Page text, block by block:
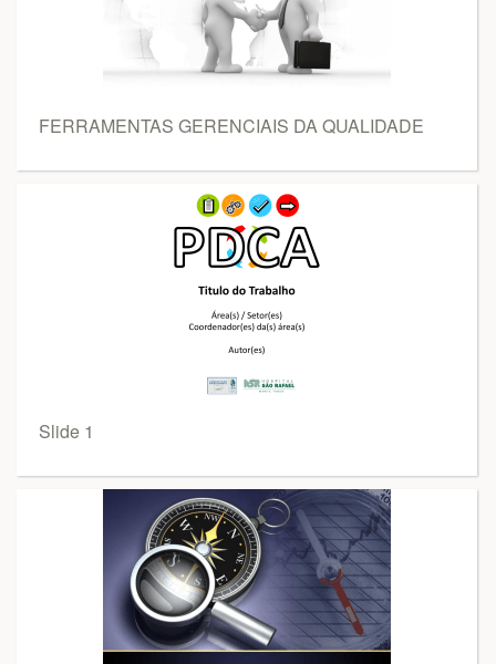
FERRAMENTAS GERENCIAIS DA QUALIDADE
Slide 1